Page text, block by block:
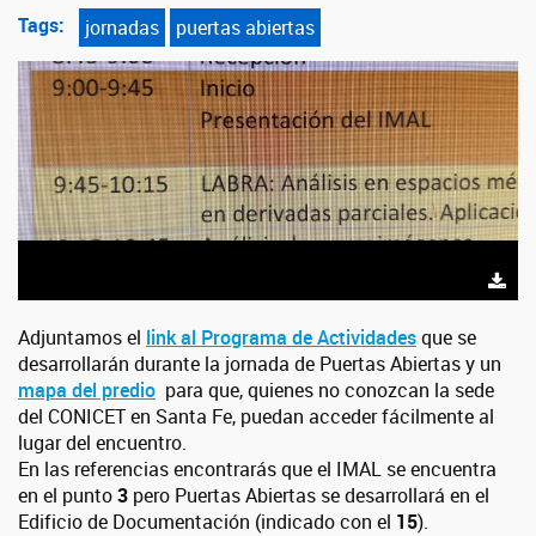
Tags: jornadas puertas abiertas
Adjuntamos el link al Programa de Actividadesque se
desarrollarán durante la jornada de Puertas Abiertas y un
mapa del predio para que, quienes no conozcan la sede
del CONICET en Santa Fe, puedan acceder fácilmente al
lugar del encuentro.
En las referencias encontrarás que el IMAL se encuentra
en el punto3 pero Puertas Abiertas se desarrollará en el
Edificio de Documentación (indicado con el 15).